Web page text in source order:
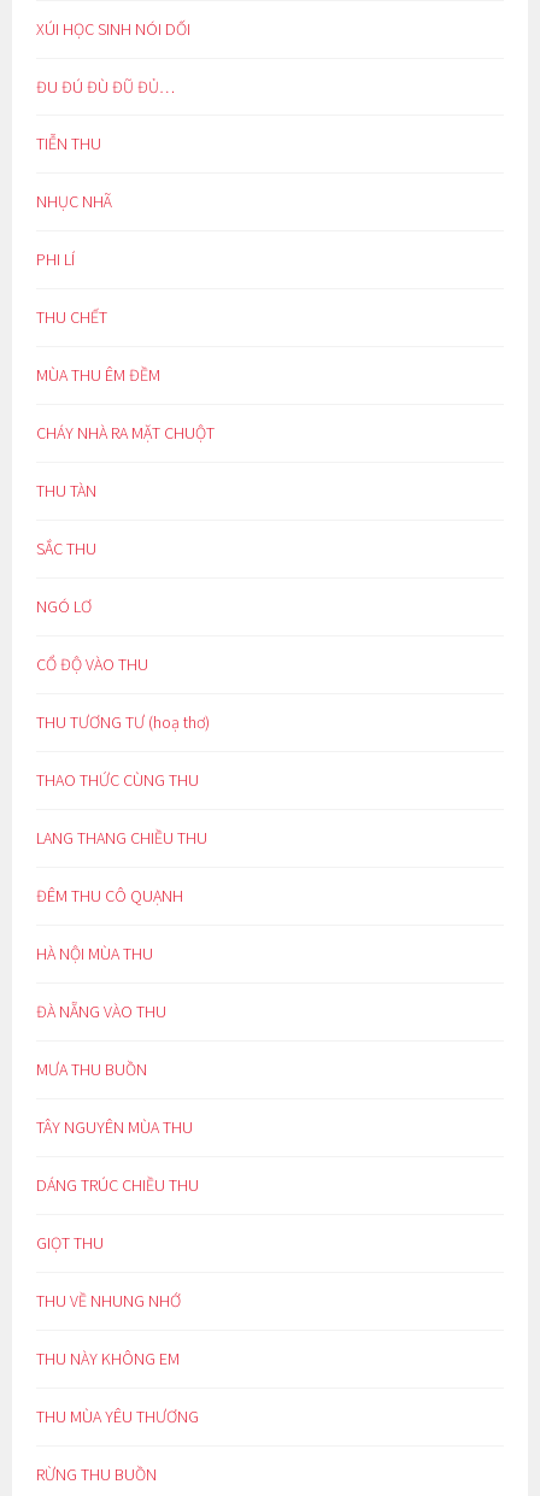
XÚI HỌC SINH NÓI DỐI
ĐU ĐÚ ĐÙ ĐŨ ĐỦ…
TIỄN THU
NHỤC NHÃ
PHI LÍ
THU CHẾT
MÙA THU ÊM ĐỀM
CHÁY NHÀ RA MẶT CHUỘT
THU TÀN
SẮC THU
NGÓ LƠ
CỔ ĐỘ VÀO THU
THU TƯƠNG TƯ (hoạ thơ)
THAO THỨC CÙNG THU
LANG THANG CHIỀU THU
ĐÊM THU CÔ QUẠNH
HÀ NỘI MÙA THU
ĐÀ NẴNG VÀO THU
MƯA THU BUỒN
TÂY NGUYÊN MÙA THU
DÁNG TRÚC CHIỀU THU
GIỌT THU
THU VỀ NHUNG NHỚ
THU NÀY KHÔNG EM
THU MÙA YÊU THƯƠNG
RỪNG THU BUỒN